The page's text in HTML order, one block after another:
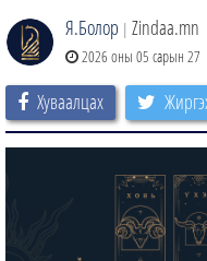
Я.Болор | Zindaa.mn
2026 оны 05 сарын 27
Хуваалцах